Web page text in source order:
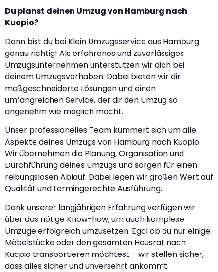
Du planst deinen Umzug von Hamburg nach
Kuopio?
Dann bist du bei Klein Umzugsservice aus Hamburg
genau richtig! Als erfahrenes und zuverlässiges
Umzugsunternehmen unterstützen wir dich bei
deinem Umzugsvorhaben. Dabei bieten wir dir
maßgeschneiderte Lösungen und einen
umfangreichen Service, der dir den Umzug so
angenehm wie möglich macht.
Unser professionelles Team kümmert sich um alle
Aspekte deines Umzugs von Hamburg nach Kuopio.
Wir übernehmen die Planung, Organisation und
Durchführung deines Umzugs und sorgen für einen
reibungslosen Ablauf. Dabei legen wir großen Wert auf
Qualität und termingerechte Ausführung.
Dank unserer langjährigen Erfahrung verfügen wir
über das nötige Know-how, um auch komplexe
Umzüge erfolgreich umzusetzen. Egal ob du nur einige
Möbelstücke oder den gesamten Hausrat nach
Kuopio transportieren möchtest – wir stellen sicher,
dass alles sicher und unversehrt ankommt.